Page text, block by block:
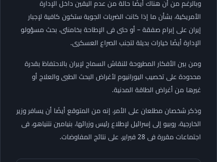
وبالرغم من أن هناك أيضًا حالة من عدم اليقين داخل الإدارة
الأمريكية، بشأن ما إذا كانت الضربات الجوية ستكون كافية لإجبار
إيران على إبرام صفقة – أو حتى فى الإطاحة بخامنئى، بحث مسؤولو
الإدارة أيضًا خيارات بديلة لتجنب الصراع العسكرى.
ومن بين الأفكار المطروحة للنقاش السماح لإيران بالاحتفاظ بقدرة
محدودة على تخصيب اليورانيوم لأغراض البحث الطبى والعلاج أو
غيرها من أغراض الطاقة المدنية.
وذكر شخصان مطلعان على الأمر، إنه من المتوقع أيضًا أن يسافر وزير
الخارجية، روبيو إلى إسرائيل لإطلاع رئيس وزرائها، بنيامين نتنياهو، فى
اجتماعات مقررة فى 28 فبراير، على نتائج المفاوضات.